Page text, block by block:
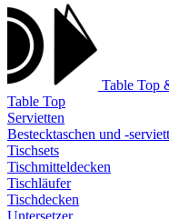
Table Top
Table Top
Servietten
Bestecktaschen und -
Tischsets
Tischmitteldecken
Tischläufer
Tischdecken